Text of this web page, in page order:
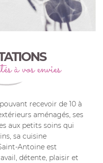
à vos envies
recevoir de 10 à
aménagés, ses
aux petits soins qui
sa cuisine
Antoine est
détente, plaisir et